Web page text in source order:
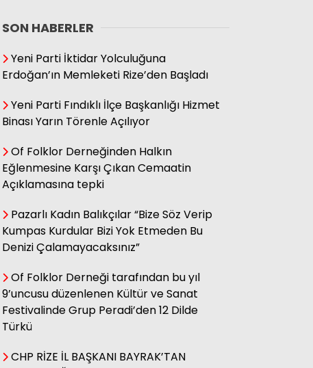
Mücadele arkadaşımız
yoldaşımız TC Sinan Kutay
sağ olsun.
Adnan Onay
CHP RİZE MİTİNGİ: SAHİBİNİN
SESİ
Ali Kasap
.İllada Barış...
Kamil Kopuz
Din, Siyaset ve Toplum
Hasan Azakli
SON HABERLER
Yeni Parti İktidar Yolculuğuna
Erdoğan’ın Memleketi Rize’den Başladı
Yeni Parti Fındıklı İlçe Başkanlığı Hizmet
Binası Yarın Törenle Açılıyor
Of Folklor Derneğinden Halkın
Eğlenmesine Karşı Çıkan Cemaatin
Açıklamasına tepki
Pazarlı Kadın Balıkçılar “Bize Söz Verip
Kumpas Kurdular Bizi Yok Etmeden Bu
Denizi Çalamayacaksınız”
Of Folklor Derneği tarafından bu yıl
9’uncusu düzenlenen Kültür ve Sanat
Festivalinde Grup Peradi’den 12 Dilde
Türkü
CHP RİZE İL BAŞKANI BAYRAK’TAN